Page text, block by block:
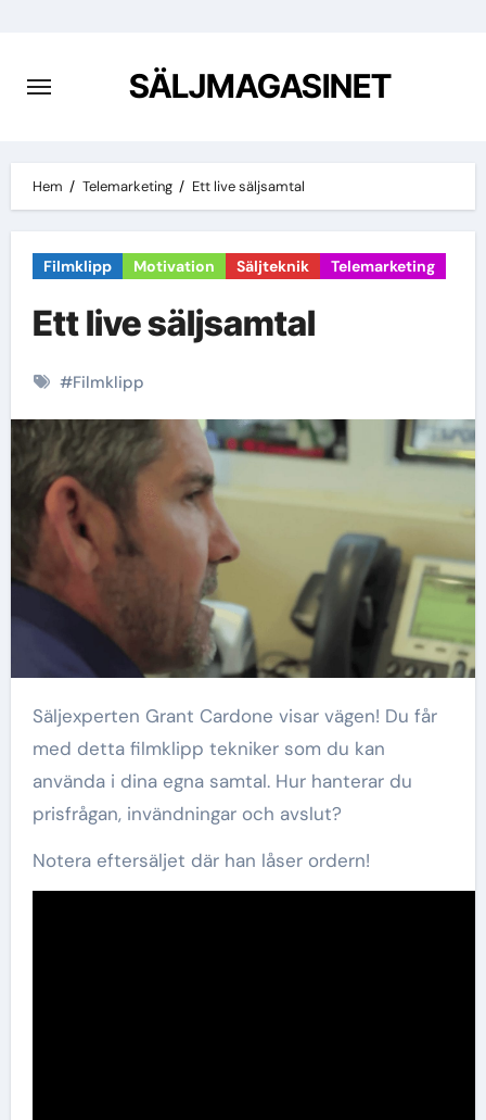
innehåll
SÄLJMAGASINET
Hem Telemarketing Ett live säljsamtal
Filmklipp Motivation Säljteknik Telemarketing
Ett live säljsamtal
#Filmklipp
Säljexperten Grant Cardone visar vägen! Du får
med detta filmklipp tekniker som du kan
använda i dina egna samtal. Hur hanterar du
prisfrågan, invändningar och avslut?
Notera eftersäljet där han låser ordern!